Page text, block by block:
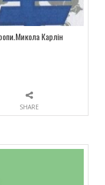
Карлін
SHARE